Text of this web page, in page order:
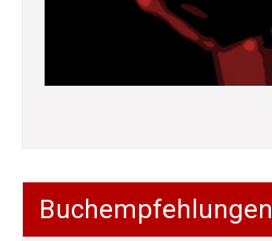
Buchempfehlungen